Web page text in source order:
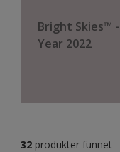
Bright Skies™
Year 2022
32 produkter funnet